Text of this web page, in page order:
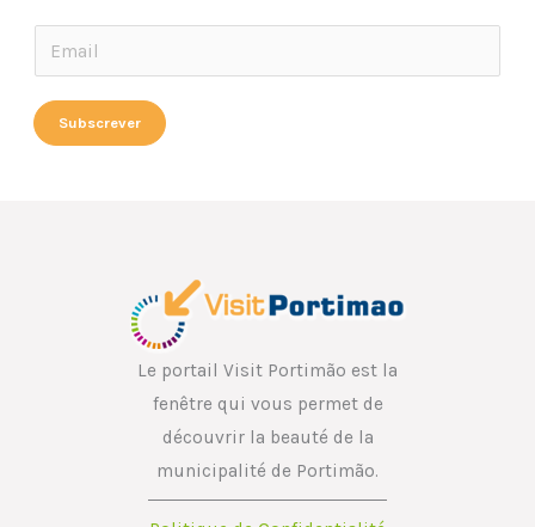
E
i
m
a
i
Subscrever
Le portail Visit Portimão est la
fenêtre qui vous permet de
découvrir la beauté de la
municipalité de Portimão.